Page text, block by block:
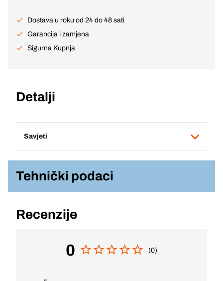
Dostava u roku od 24 do 48 sati
Garancija i zamjena
Sigurna Kupnja
Detalji
Savjeti
Tehnički podaci
Recenzije
0 (0)